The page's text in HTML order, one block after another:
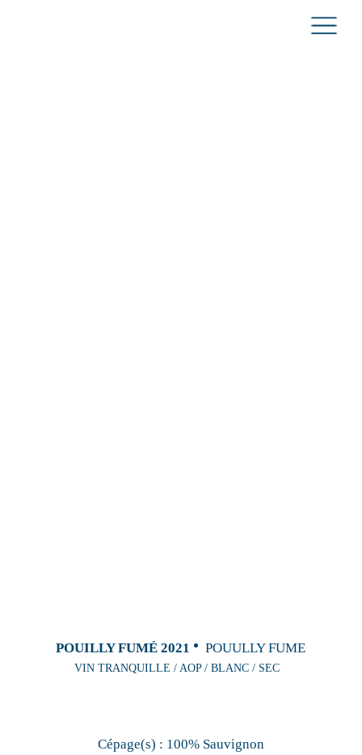
POUILLY FUMÉ 2021 POUULLY FUME
VIN TRANQUILLE / AOP / BLANC / SEC
Cépage(s) : 100% Sauvignon